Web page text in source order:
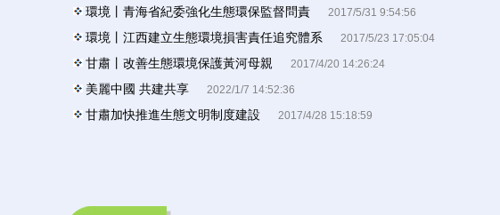
環境丨青海省紀委強化生態環保監督問責 2017/5/31 9:54:56
環境丨江西建立生態環境損害責任追究體系 2017/5/23 17:05:04
甘肅丨改善生態環境保護黃河母親 2017/4/20 14:26:24
美麗中國 共建共享 2022/1/7 14:52:36
甘肅加快推進生態文明制度建設 2017/4/28 15:18:59